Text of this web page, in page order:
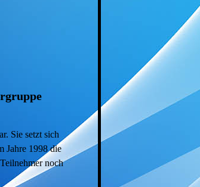
Sie setzt sich
Jahre 1998 die
noch